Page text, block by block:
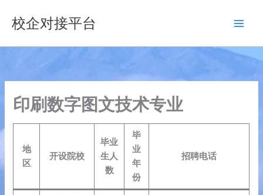
容
校企对接平台
印刷数字图文技术专业
地
区
开设院校
毕业
生人
数
毕
业
年
份
招聘电话